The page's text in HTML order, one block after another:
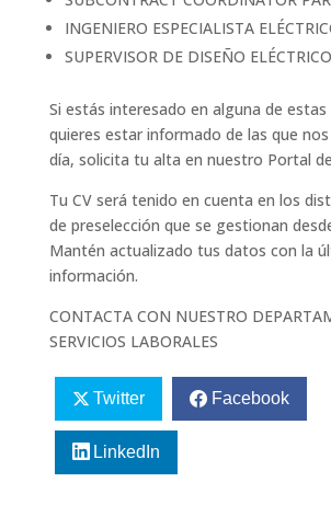
INGENIERO ESPECIALISTA
SUPERVISOR DE DISEÑO ELÉCTRICO
Si estás interesado en alguna de
quieres estar informado de las que
día, solicita tu alta en nuestro Portal
Tu CV será tenido en cuenta en los
de preselección que se gestionan
Mantén actualizado tus datos con la
información.
CONTACTA CON NUESTRO
SERVICIOS LABORALES
Twitter Facebook
LinkedIn